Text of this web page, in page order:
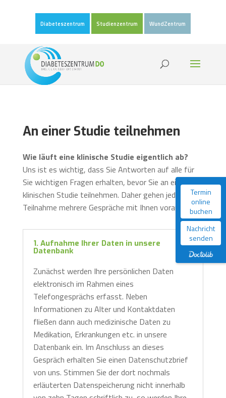
Termin
online
buchen
Nachricht
senden
Diabeteszentrum Studienzentrum WundZentrum
An einer Studie teilnehmen
Wie läuft eine klinische Studie eigentlich ab?
Uns ist es wichtig, dass Sie Antworten auf alle für
Sie wichtigen Fragen erhalten, bevor Sie an einer
klinischen Studie teilnehmen. Daher gehen jeder
Teilnahme mehrere Gespräche mit Ihnen voraus.
1. Aufnahme Ihrer Daten in unsere
Datenbank
Zunächst werden Ihre persönlichen Daten
elektronisch im Rahmen eines
Telefongesprächs erfasst. Neben
Informationen zu Alter und Kontaktdaten
fließen dann auch medizinische Daten zu
Medikation, Erkrankungen etc. in unsere
Datenbank ein. Im Anschluss an dieses
Gespräch erhalten Sie einen Datenschutzbrief
von uns. Stimmen Sie der dort nochmals
erläuterten Datenspeicherung nicht innerhalb